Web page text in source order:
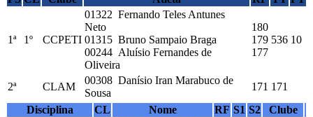
1ª 1º CCPETI
01322 Fernando Teles Antunes
Neto
01315 Bruno Sampaio Braga
00244 Aluísio Fernandes de
Oliveira
180
179
177
536 10
2ª CLAM
00308 Danísio Iran Marabuco de
Sousa
171 171
Disciplina
CL Nome RF S1 S2
Clube